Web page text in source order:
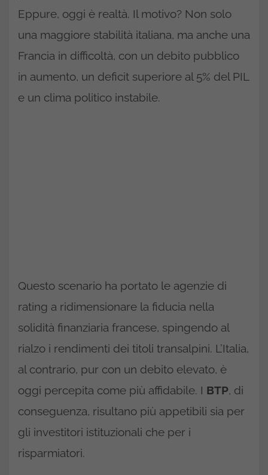
Eppure, oggi è realtà. Il motivo? Non solo
una maggiore stabilità italiana, ma anche una
Francia in difficoltà, con un debito pubblico
in aumento, un deficit superiore al 5% del PIL
e un clima politico instabile.
Questo scenario ha portato le agenzie di
rating a ridimensionare la fiducia nella
solidità finanziaria francese, spingendo al
rialzo i rendimenti dei titoli transalpini. L’Italia,
al contrario, pur con un debito elevato, è
oggi percepita come più affidabile. I BTP, di
conseguenza, risultano più appetibili sia per
gli investitori istituzionali che per i
risparmiatori.